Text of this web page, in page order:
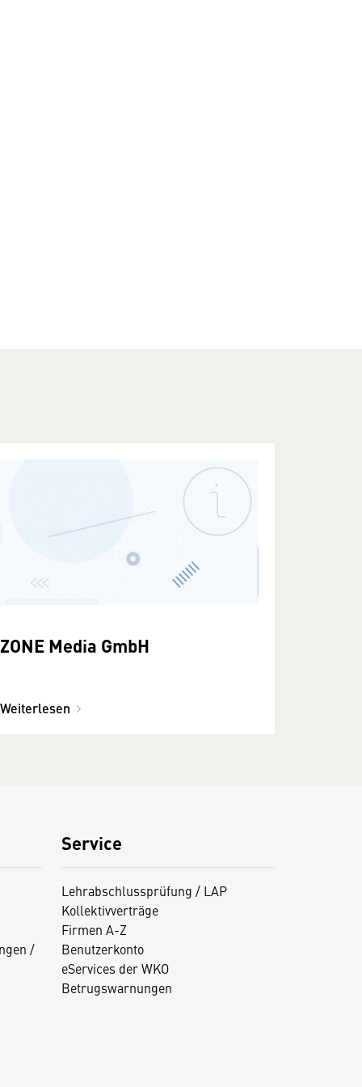
ZONE Media GmbH
Weiterlesen
/
Service
Lehrabschlussprüfung / LAP
Kollektivverträge
Firmen A-Z
Benutzerkonto
eServices der WKO
Betrugswarnungen